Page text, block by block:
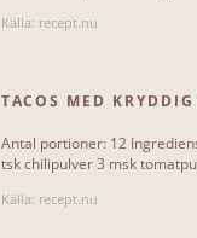
Källa: recept.nu
TACOS MED KRYDDIG
Antal portioner: 12
tsk chilipulver 3 msk
Källa: recept.nu